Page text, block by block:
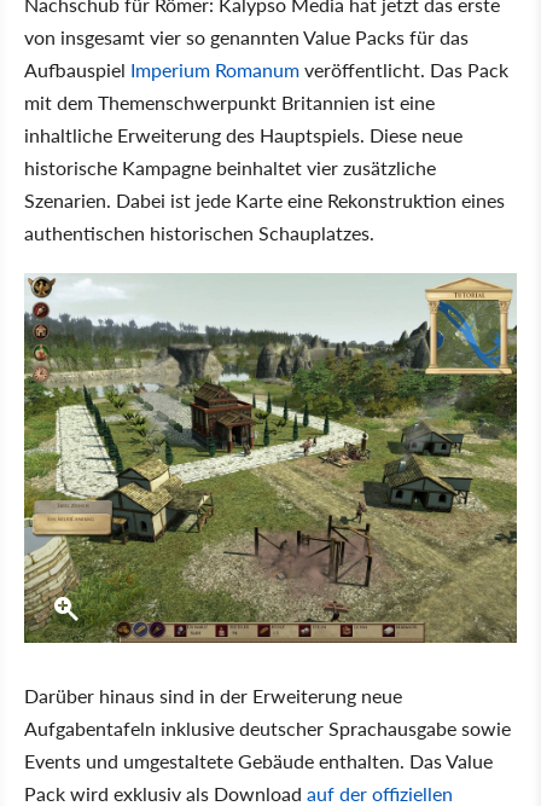
von insgesamt vier so genannten Value Packs für das
Aufbauspiel Imperium Romanumveröffentlicht. Das Pack
mit dem Themenschwerpunkt Britannien ist eine
inhaltliche Erweiterung des Hauptspiels. Diese neue
historische Kampagne beinhaltet vier zusätzliche
Szenarien. Dabei ist jede Karte eine Rekonstruktion eines
authentischen historischen Schauplatzes.
Darüber hinaus sind in der Erweiterung neue
Aufgabentafeln inklusive deutscher Sprachausgabe sowie
Events und umgestaltete Gebäude enthalten. Das Value
Pack wird exklusiv als Download auf der offiziellen